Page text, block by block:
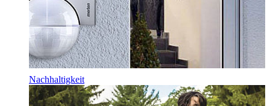
Nachhaltigkeit